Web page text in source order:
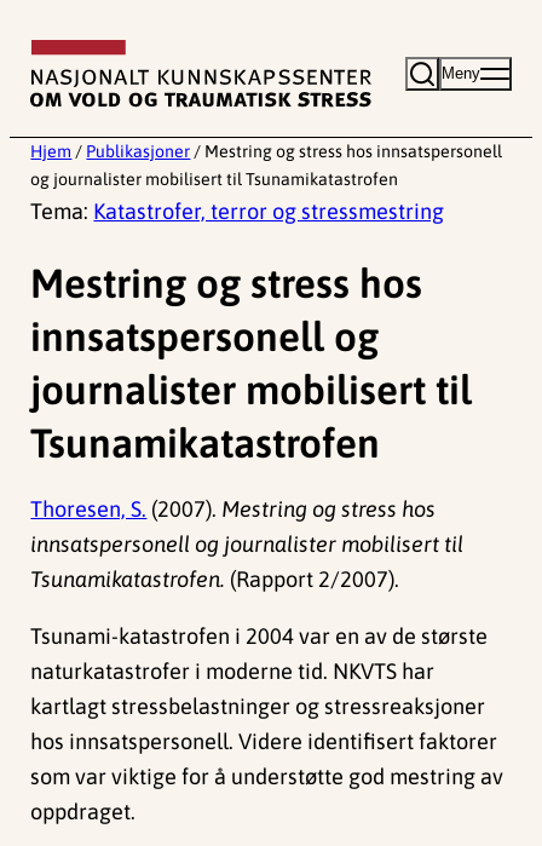
innhold
Meny
Hjem / Publikasjoner / Mestring og stress hos innsatspersonell
og journalister mobilisert til Tsunamikatastrofen
Tema: Katastrofer, terror og stressmestring
Mestring og stress hos
innsatspersonell og
journalister mobilisert til
Tsunamikatastrofen
Thoresen, S. (2007). Mestring og stress hos
innsatspersonell og journalister mobilisert til
Tsunamikatastrofen. (Rapport 2/2007).
Tsunami-katastrofen i 2004 var en av de største
naturkatastrofer i moderne tid. NKVTS har
kartlagt stressbelastninger og stressreaksjoner
hos innsatspersonell. Videre identifisert faktorer
som var viktige for å understøtte god mestring av
oppdraget.